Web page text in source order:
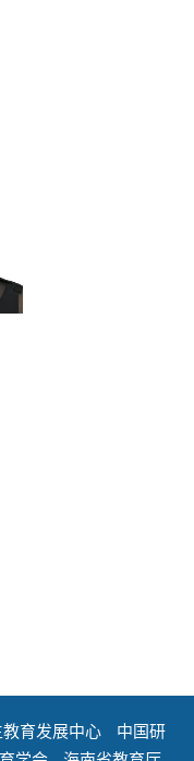
育发展中心
中国研